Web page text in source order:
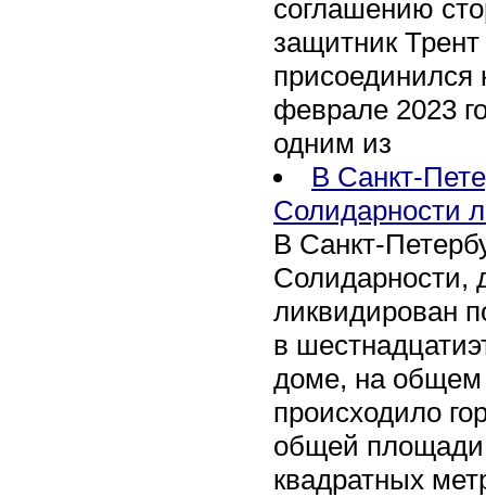
соглашению
защитник
присоединился
феврале 2023
одним из
В Санкт-
Солидарности
В Санкт-
Солидарности,
ликвидирован
в
доме, на общем
происходило
общей площади
квадратных